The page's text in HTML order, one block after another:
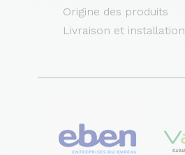
Origine des produits
Livraison et installation